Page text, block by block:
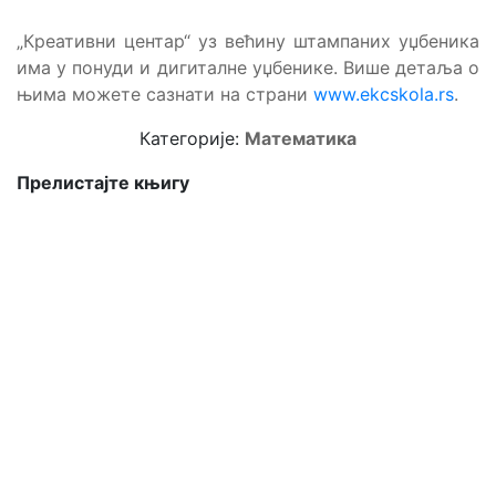
„Креативни центар“ уз већину штампаних уџбеника
има у понуди и дигиталне уџбенике. Више детаља о
њима можете сазнати на страни www.ekcskola.rs.
Категорије: Математика
Прелистајте књигу